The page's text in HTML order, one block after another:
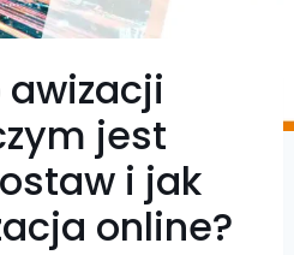
jest
i jak
online?